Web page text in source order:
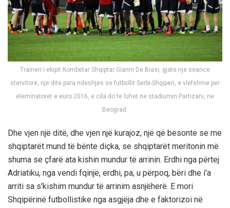
Traineri i ekipit Kombetar Shqiptar Gianni De Biasi, gjate nje seance
stervitore, nje dite para ndeshjes se futbollit Serbi-Shqiperi, e vlefshme per
eleminatoret e euro 2016, e cila do te luhet ne stadiumin Partizani, ne
Beograd.
Dhe vjen një ditë, dhe vjen një kurajoz, një që besonte se me
shqiptarët mund të bënte diçka, se shqiptarët meritonin më
shuma se çfarë ata kishin mundur të arrinin. Erdhi nga përtej
Adriatiku, nga vendi fqinjë, erdhi, pa, u përpoq, bëri dhe i'a
arriti sa s'kishim mundur të arrinim asnjëherë. E mori
Shqipërinë futbollistike nga asgjëja dhe e faktorizoi në